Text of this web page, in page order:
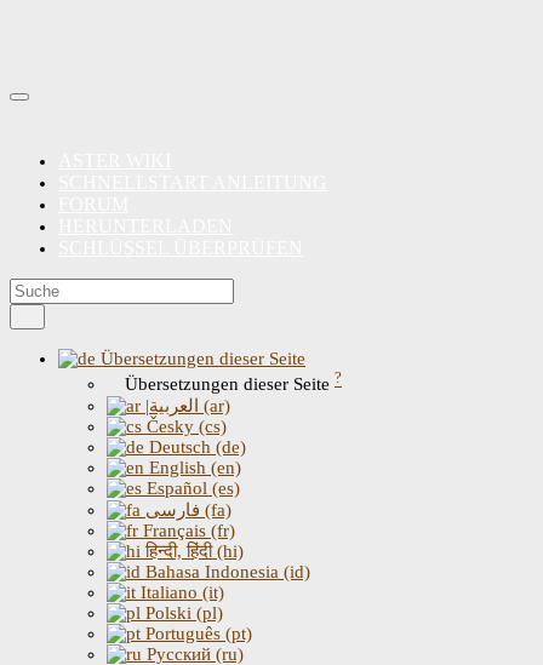
Übersetzungen dieser Seite
Übersetzungen dieser Seite ?
|العربية (ar)
Česky (cs)
Deutsch (de)
English (en)
Español (es)
فارسی (fa)
Français (fr)
हिन्दी, हिंदी (hi)
Bahasa Indonesia (id)
Italiano (it)
Polski (pl)
Português (pt)
Русский (ru)